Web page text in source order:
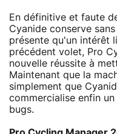
En définitive et faute
Cyanide conserve
présente qu'un intérêt
précédent volet, Pro
nouvelle réussite à
Maintenant que la
simplement que
commercialise enfin
bugs.